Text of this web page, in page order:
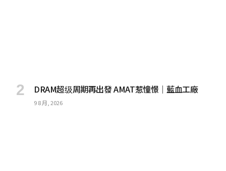
DRAM超级周期再出發 AMAT惹憧憬｜藍血工廠
9 8 月, 2026